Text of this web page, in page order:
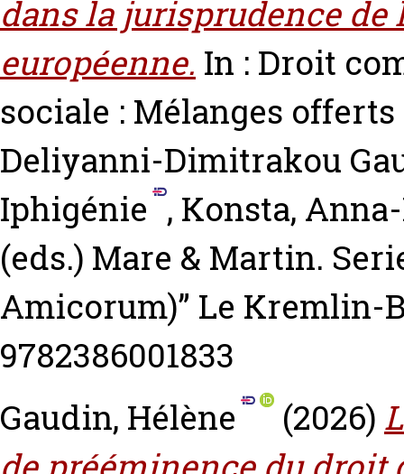
dans la jurisprudence
européenne. In : Droit
sociale : Mélanges
Deliyanni-Dimitrakou
Iphigénie , Konsta,
(eds.) Mare & Martin.
Amicorum)” Le Kremlin-
9782386001833
Gaudin, Hélène
(2026)